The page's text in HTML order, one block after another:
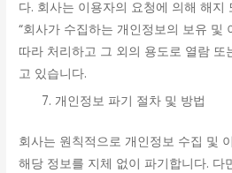
다. 회사는 이용자의 요청에 의해 해지
“회사가 수집하는 개인정보의 보유 및
따라 처리하고 그 외의 용도로 열람
고 있습니다.
개인정보 파기 절차 및 방법
회사는 원칙적으로 개인정보 수집 및
해당 정보를 지체 없이 파기합니다. 다